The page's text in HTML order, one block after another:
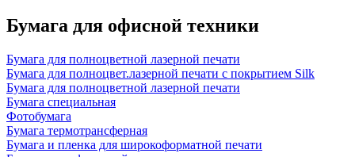
Бумага для офисной техники
Бумага для полноцветной лазерной печати
Бумага для полноцвет.лазерной печати с покрытием Silk
Бумага для полноцветной лазерной печати
Бумага специальная
Фотобумага
Бумага термотрансферная
Бумага и пленка для широкоформатной печати